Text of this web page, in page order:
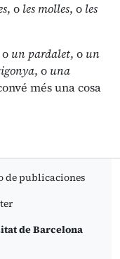
, o les molles, o les
un pardalet, o un
, o una
més una cosa
de publicaciones
de Barcelona